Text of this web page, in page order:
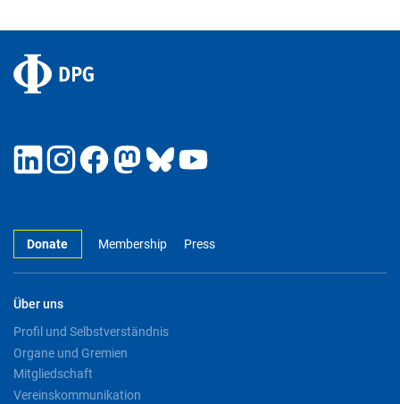
Donate Membership Press
Über uns
Profil und Selbstverständnis
Organe und Gremien
Mitgliedschaft
Vereinskommunikation